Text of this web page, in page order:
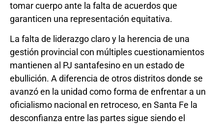
tomar cuerpo ante la falta de acuerdos que
garanticen una representación equitativa.
La falta de liderazgo claro y la herencia de una
gestión provincial con múltiples cuestionamientos
mantienen al PJ santafesino en un estado de
ebullición. A diferencia de otros distritos donde se
avanzó en la unidad como forma de enfrentar a un
oficialismo nacional en retroceso, en Santa Fe la
desconfianza entre las partes sigue siendo el